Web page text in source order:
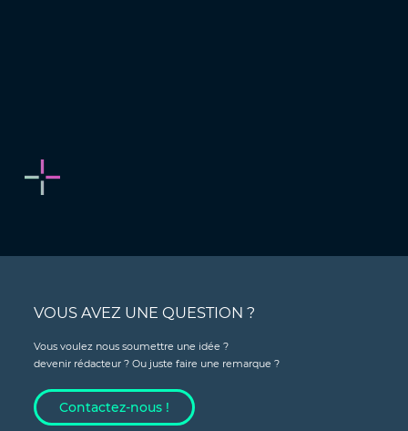
VOUS AVEZ UNE QUESTION ?
Vous voulez nous soumettre une idée ?
devenir rédacteur ? Ou juste faire une remarque ?
Contactez-nous !